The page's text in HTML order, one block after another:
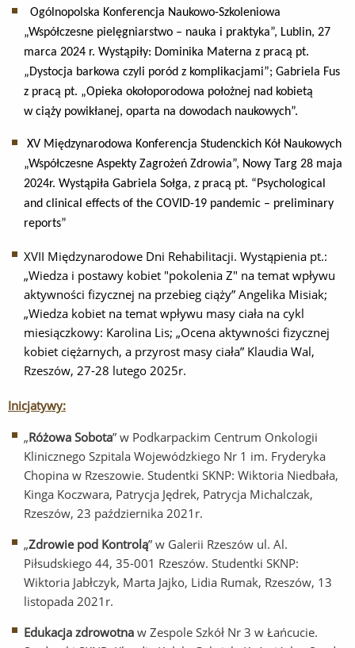
Ogólnopolska Konferencja Naukowo-Szkoleniowa
„Współczesne pielęgniarstwo – nauka i praktyka”, Lublin, 27
marca 2024 r. Wystąpiły: Dominika Materna z pracą pt.
„Dystocja barkowa czyli poród z komplikacjami”; Gabriela Fus
z pracą pt. „Opieka okołoporodowa położnej nad kobietą
w ciąży powikłanej, oparta na dowodach naukowych”.
XV Międzynarodowa Konferencja Studenckich Kół Naukowych
„Współczesne Aspekty Zagrożeń Zdrowia”, Nowy Targ 28 maja
2024r. Wystąpiła Gabriela Sołga, z pracą pt. “Psychological
and clinical effects of the COVID-19 pandemic – preliminary
reports”
XVII Międzynarodowe Dni Rehabilitacji. Wystąpienia pt.:
„Wiedza i postawy kobiet "pokolenia Z" na temat wpływu
aktywności fizycznej na przebieg ciąży” Angelika Misiak;
„Wiedza kobiet na temat wpływu masy ciała na cykl
miesiączkowy: Karolina Lis; „Ocena aktywności fizycznej
kobiet ciężarnych, a przyrost masy ciała” Klaudia Wal,
Rzeszów, 27-28 lutego 2025r.
Inicjatywy:
„Różowa Sobota” w Podkarpackim Centrum Onkologii
Klinicznego Szpitala Wojewódzkiego Nr 1 im. Fryderyka
Chopina w Rzeszowie. Studentki SKNP: Wiktoria Niedbała,
Kinga Koczwara, Patrycja Jędrek, Patrycja Michalczak,
Rzeszów, 23 października 2021r.
„Zdrowie pod Kontrolą” w Galerii Rzeszów ul. Al.
Piłsudskiego 44, 35-001 Rzeszów. Studentki SKNP:
Wiktoria Jabłczyk, Marta Jajko, Lidia Rumak, Rzeszów, 13
listopada 2021r.
Edukacja zdrowotna w Zespole Szkół Nr 3 w Łańcucie.